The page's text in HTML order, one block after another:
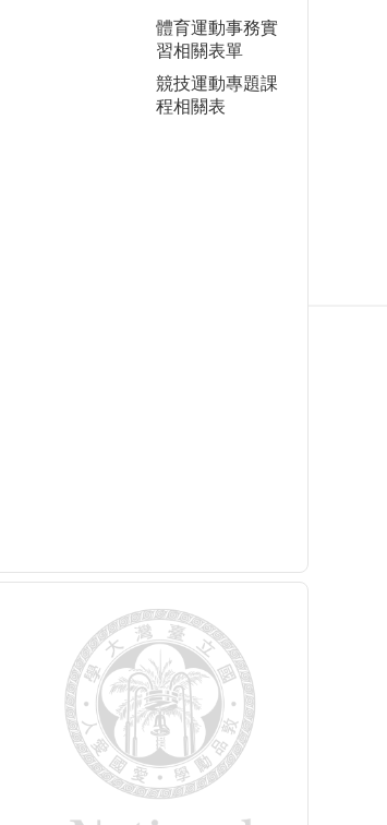
體育運動事務實
習相關表單
競技運動專題課
程相關表